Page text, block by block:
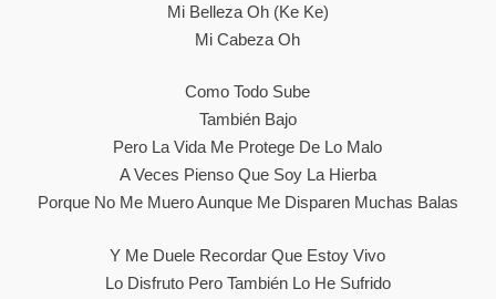
Mi Belleza Oh (ke Ke)
Mi Cabeza Oh
Como Todo Sube
También Bajo
Pero La Vida Me Protege De Lo Malo
A Veces Pienso Que Soy La Hierba
Porque No Me Muero Aunque Me Disparen Muchas Balas
Y Me Duele Recordar Que Estoy Vivo
Lo Disfruto Pero También Lo He Sufrido